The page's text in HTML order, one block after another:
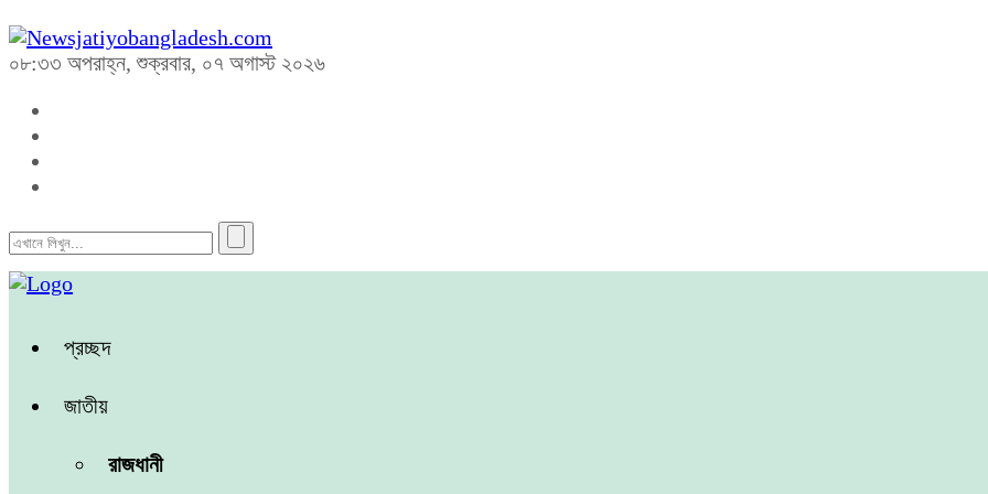
০৮:৩৩ অপরাহ্ন, শুক্রবার, ০৭ অগাস্ট ২০২৬
প্রচ্ছদ
জাতীয়
রাজধানী